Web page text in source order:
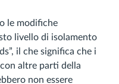
le modifiche
livello di isolamento
il che significa che i
altre parti della
non essere